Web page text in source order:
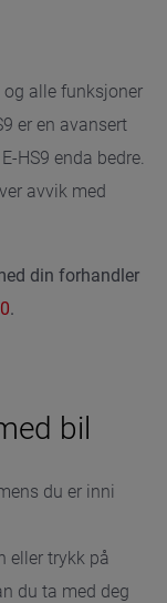
alle funksjoner
er en avansert
HS9 enda bedre.
avvik med
din forhandler
.
bil
du er inni
eller trykk på
du ta med deg